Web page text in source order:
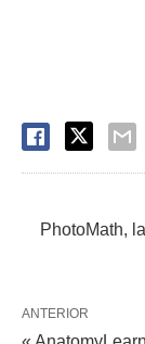
PhotoMath,
ANTERIOR